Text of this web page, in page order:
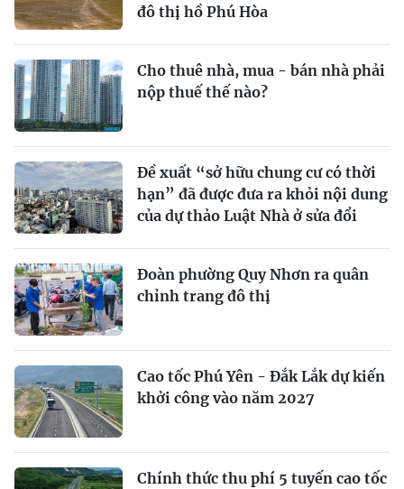
đô thị hồ Phú Hòa
Cho thuê nhà, mua - bán nhà phải
nộp thuế thế nào?
Đề xuất “sở hữu chung cư có thời
hạn” đã được đưa ra khỏi nội dung
của dự thảo Luật Nhà ở sửa đổi
Đoàn phường Quy Nhơn ra quân
chỉnh trang đô thị
Cao tốc Phú Yên - Đắk Lắk dự kiến
khởi công vào năm 2027
Chính thức thu phí 5 tuyến cao tốc